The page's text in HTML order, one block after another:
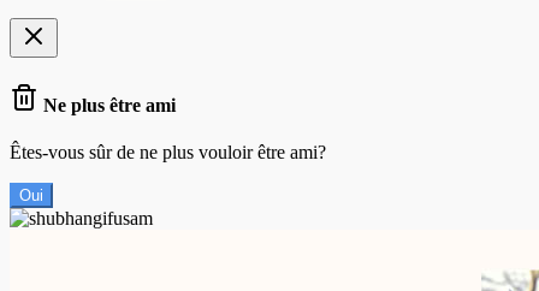
Ne plus être ami
Êtes-vous sûr de ne plus vouloir être ami?
Oui